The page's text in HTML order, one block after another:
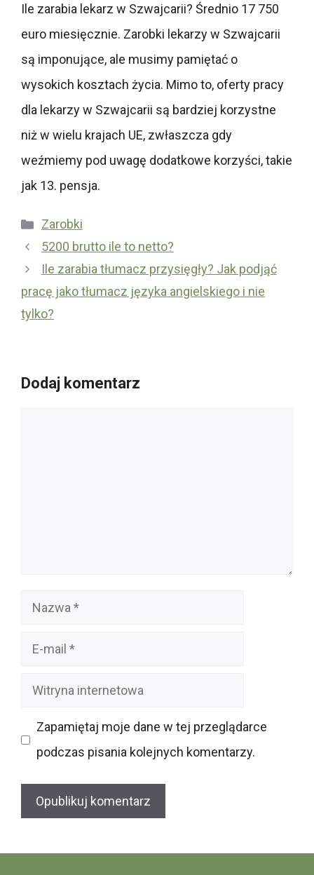
Ile zarabia lekarz w Szwajcarii? Średnio 17 750
euro miesięcznie. Zarobki lekarzy w Szwajcarii
są imponujące, ale musimy pamiętać o
wysokich kosztach życia. Mimo to, oferty pracy
dla lekarzy w Szwajcarii są bardziej korzystne
niż w wielu krajach UE, zwłaszcza gdy
weźmiemy pod uwagę dodatkowe korzyści, takie
jak 13. pensja.
Kategorie
Zarobki
5200 brutto ile to netto?
Ile zarabia tłumacz przysięgły? Jak podjąć
pracę jako tłumacz języka angielskiego i nie
tylko?
Dodaj komentarz
Nazwa
Witryna
Zapamiętaj moje dane w tej przeglądarce
podczas pisania kolejnych komentarzy.